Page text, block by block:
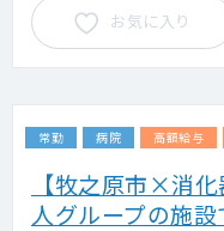
お気に入り
常勤 病院 高額給与
【牧之原市×消
人グループの施設